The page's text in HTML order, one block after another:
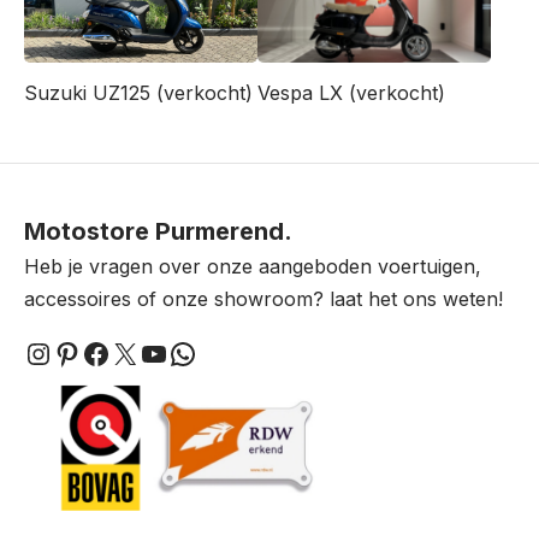
Suzuki UZ125 (verkocht) Vespa LX (verkocht)
Motostore Purmerend.
Heb je vragen over onze aangeboden voertuigen,
accessoires of onze showroom? laat het ons weten!
Instagram
Pinterest
Facebook
X YouTube
WhatsApp